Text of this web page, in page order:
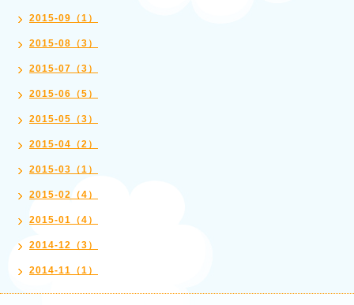
2015-09（1）
2015-08（3）
2015-07（3）
2015-06（5）
2015-05（3）
2015-04（2）
2015-03（1）
2015-02（4）
2015-01（4）
2014-12（3）
2014-11（1）